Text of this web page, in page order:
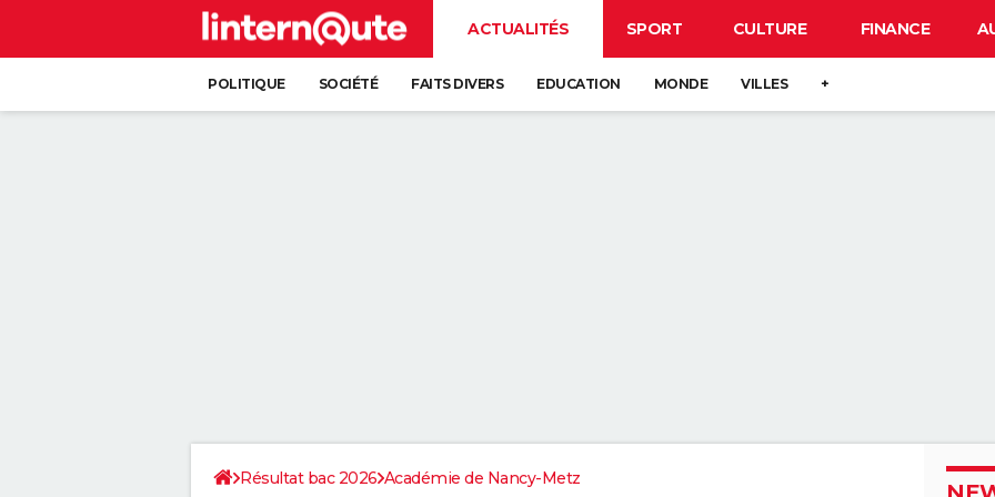
ACTUALITÉS SPORT CULTURE FINANCE
POLITIQUE SOCIÉTÉ FAITS DIVERS EDUCATION MONDE VILLES +
Résultat bac 2026 Académie de Nancy-Metz